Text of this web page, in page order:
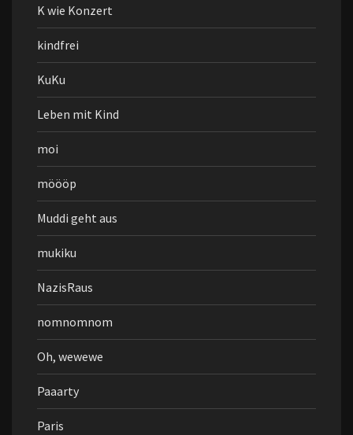
K wie Konzert
kindfrei
KuKu
Leben mit Kind
moi
möööp
Muddi geht aus
mukiku
NazisRaus
nomnomnom
Oh, wewewe
Paaarty
Paris